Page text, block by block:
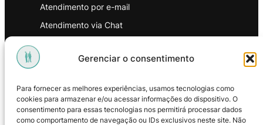
Gerenciar o consentimento
Para fornecer as melhores experiências, usamos tecnologias como
cookies para armazenar e/ou acessar informações do dispositivo. O
consentimento para essas tecnologias nos permitirá processar dados
como comportamento de navegação ou IDs exclusivos neste site. Não
Atendimento por e-mail
Atendimento via Chat
Política de Privacidade
Política de Troca e Devoluções